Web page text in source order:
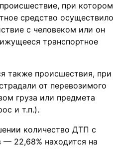
при котором
средство осуществило
с человеком или он
транспортное
также происшествия, при
от перевозимого
груза или предмета
и т.п.).
количество ДТП с
22,68% находится на